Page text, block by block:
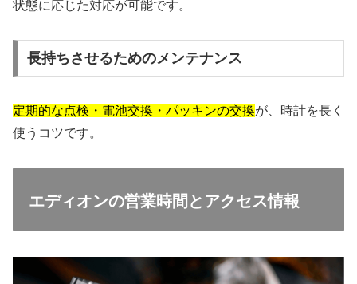
状態に応じた対応が可能です。
長持ちさせるためのメンテナンス
定期的な点検・電池交換・パッキンの交換が、時計を長く
使うコツです。
エディオンの営業時間とアクセス情報